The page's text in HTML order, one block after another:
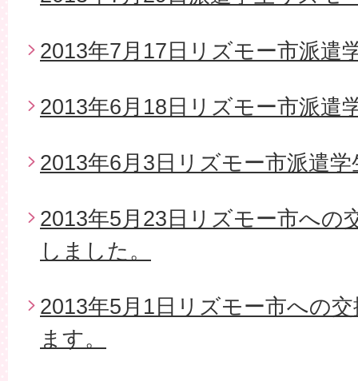
2013年7月17日リズモー市派遣
2013年6月18日リズモー市派遣
2013年6月3日リズモー市派遣学
2013年5月23日リズモー市への
しました。
2013年5月1日リズモー市への
ます。